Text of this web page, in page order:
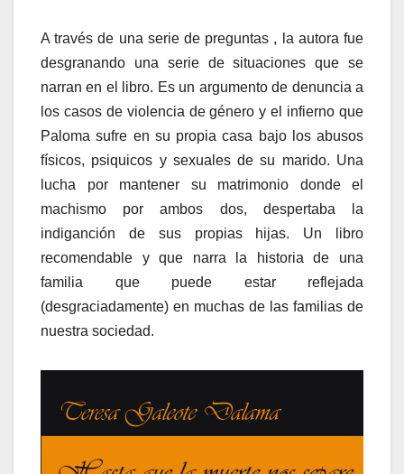
A través de una serie de preguntas , la autora fue
desgranando una serie de situaciones que se
narran en el libro. Es un argumento de denuncia a
los casos de violencia de género y el infierno que
Paloma sufre en su propia casa bajo los abusos
físicos, psiquicos y sexuales de su marido. Una
lucha por mantener su matrimonio donde el
machismo por ambos dos, despertaba la
indiganción de sus propias hijas. Un libro
recomendable y que narra la historia de una
familia que puede estar reflejada
(desgraciadamente) en muchas de las familias de
nuestra sociedad.